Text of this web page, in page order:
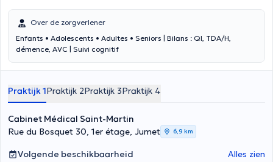
Over de zorgverlener
Enfants • Adolescents • Adultes • Seniors | Bilans : QI, TDA/H,
démence, AVC | Suivi cognitif
Praktijk 1Praktijk 2Praktijk 3Praktijk 4
Cabinet Médical Saint-Martin
Rue du Bosquet 30, 1er étage, Jumet
6,9 km
Volgende beschikbaarheid Alles zien